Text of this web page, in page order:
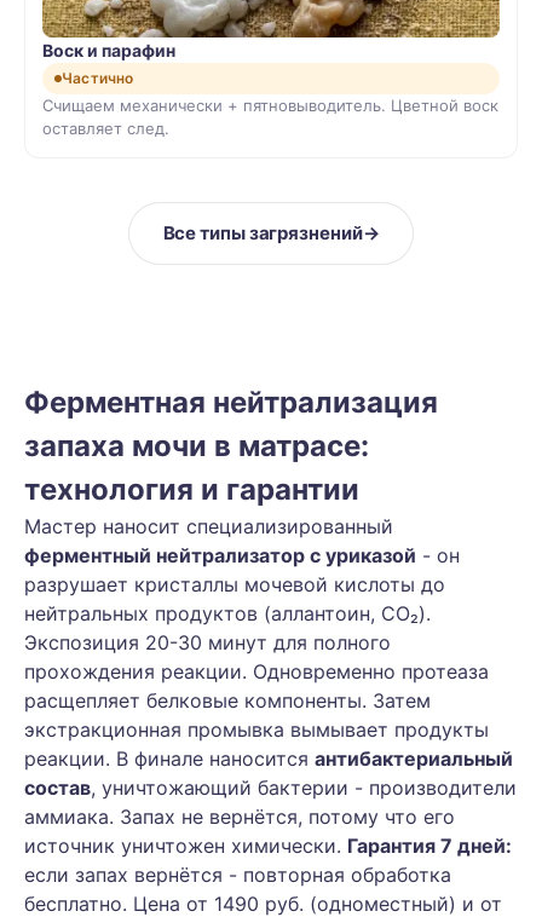
Воск и парафин
Частично
Счищаем механически + пятновыводитель. Цветной воск
оставляет след.
Все типы загрязнений→
Ферментная нейтрализация
запаха мочи в матрасе:
технология и гарантии
Мастер наносит специализированный
ферментный нейтрализатор с уриказой - он
разрушает кристаллы мочевой кислоты до
нейтральных продуктов (аллантоин, CO₂).
Экспозиция 20-30 минут для полного
прохождения реакции. Одновременно протеаза
расщепляет белковые компоненты. Затем
экстракционная промывка вымывает продукты
реакции. В финале наносится антибактериальный
состав, уничтожающий бактерии - производители
аммиака. Запах не вернётся, потому что его
источник уничтожен химически. Гарантия 7 дней:
если запах вернётся - повторная обработка
бесплатно. Цена от 1490 руб. (одноместный) и от